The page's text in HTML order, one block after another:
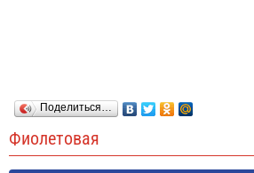
Поделиться…
Фиолетовая